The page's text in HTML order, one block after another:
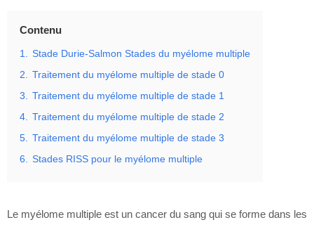
Contenu
1. Stade Durie-Salmon Stades du myélome multiple
2. Traitement du myélome multiple de stade 0
3. Traitement du myélome multiple de stade 1
4. Traitement du myélome multiple de stade 2
5. Traitement du myélome multiple de stade 3
6. Stades RISS pour le myélome multiple
Le myélome multiple est un cancer du sang qui se forme dans les